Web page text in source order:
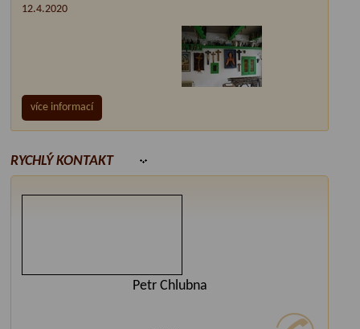
12.4.2020
více informací
RYCHLÝ KONTAKT
Petr Chlubna